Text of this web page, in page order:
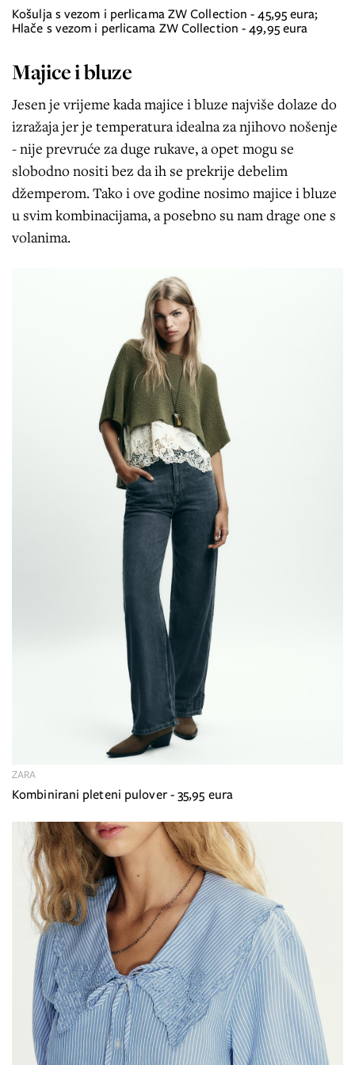
Košulja s vezom i perlicama ZW Collection - 45,95 eura;
Hlače s vezom i perlicama ZW Collection - 49,95 eura
Majice i bluze
Jesen je vrijeme kada majice i bluze najviše dolaze do
izražaja jer je temperatura idealna za njihovo nošenje
- nije prevruće za duge rukave, a opet mogu se
slobodno nositi bez da ih se prekrije debelim
džemperom. Tako i ove godine nosimo majice i bluze
u svim kombinacijama, a posebno su nam drage one s
volanima.
Kombinirani pleteni pulover - 35,95 eura
ZARA